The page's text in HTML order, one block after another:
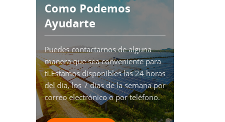
Como Podemos
Ayudarte
Puedes contactarnos de alguna
manera que sea conveniente para
ti.Estamos disponibles las 24 horas
del día, los 7 días de la semana por
correo electrónico o por teléfono.